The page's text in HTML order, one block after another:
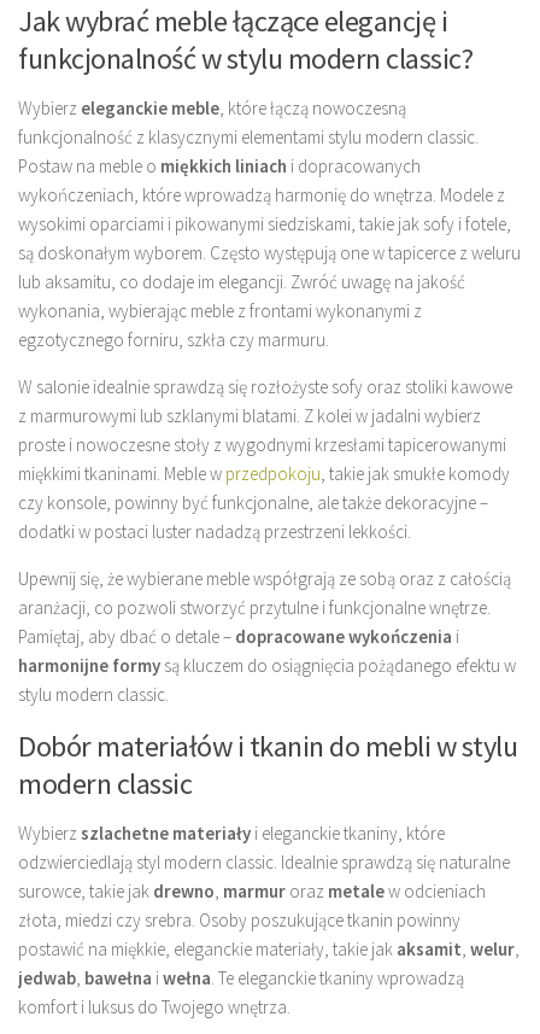
Jak wybrać meble łączące elegancję i
funkcjonalność w stylu modern classic?
Wybierz eleganckie meble , które łączą nowoczesną
funkcjonalność z klasycznymi elementami stylu modern classic.
Postaw na meble o miękkich liniach i dopracowanych
wykończeniach, które wprowadzą harmonię do wnętrza. Modele z
wysokimi oparciami i pikowanymi siedziskami, takie jak sofy i fotele,
są doskonałym wyborem. Często występują one w tapicerce z weluru
lub aksamitu, co dodaje im elegancji. Zwróć uwagę na jakość
wykonania, wybierając meble z frontami wykonanymi z
egzotycznego forniru, szkła czy marmuru.
W salonie idealnie sprawdzą się rozłożyste sofy oraz stoliki kawowe
z marmurowymi lub szklanymi blatami. Z kolei w jadalni wybierz
proste i nowoczesne stoły z wygodnymi krzesłami tapicerowanymi
miękkimi tkaninami. Meble w przedpokoju , takie jak smukłe komody
czy konsole, powinny być funkcjonalne, ale także dekoracyjne –
dodatki w postaci luster nadadzą przestrzeni lekkości.
Upewnij się, że wybierane meble współgrają ze sobą oraz z całością
aranżacji, co pozwoli stworzyć przytulne i funkcjonalne wnętrze.
Pamiętaj, aby dbać o detale – dopracowane wykończenia i
harmonijne formy są kluczem do osiągnięcia pożądanego efektu w
stylu modern classic.
Dobór materiałów i tkanin do mebli w stylu
modern classic
Wybierz szlachetne materiały i eleganckie tkaniny, które
odzwierciedlają styl modern classic. Idealnie sprawdzą się naturalne
surowce, takie jak drewno marmur oraz metalew odcieniach
złota, miedzi czy srebra. Osoby poszukujące tkanin powinny
postawić na miękkie, eleganckie materiały, takie jak aksamit welur
jedwab bawełna iwełna . Te eleganckie tkaniny wprowadzą
komfort i luksus do Twojego wnętrza.